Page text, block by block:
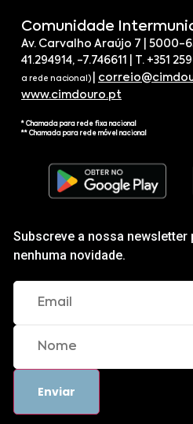
Comunidade
Av. Carvalho Araújo 7 | 5000-
41.294914, -7.746611 | T. +351
a rede nacional)
www.cimdouro.pt
* Chamada para rede fixa nacional
** Chamada para rede móvel nacional
Subscreve a nossa newsletter
nenhuma novidade.